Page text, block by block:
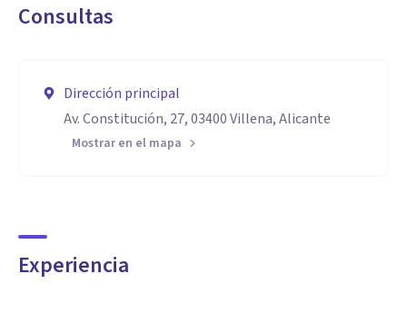
Consultas
Dirección principal
Av. Constitución, 27, 03400 Villena, Alicante
Mostrar en el mapa
Experiencia